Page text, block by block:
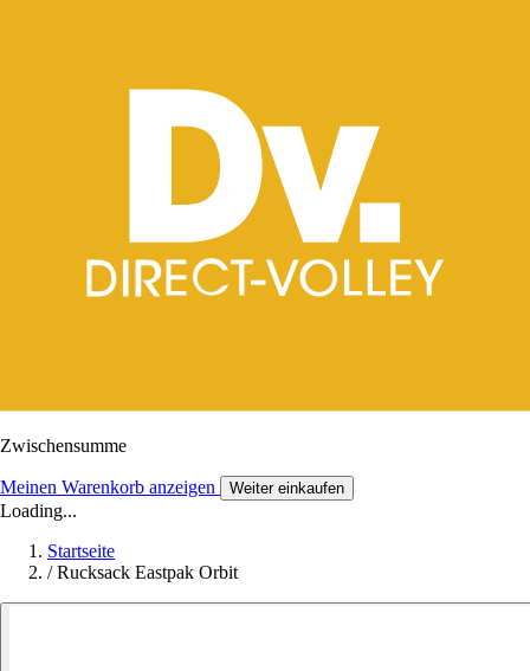
Zwischensumme
Meinen Warenkorb anzeigen Weiter einkaufen
Loading...
Startseite
/ Rucksack Eastpak Orbit